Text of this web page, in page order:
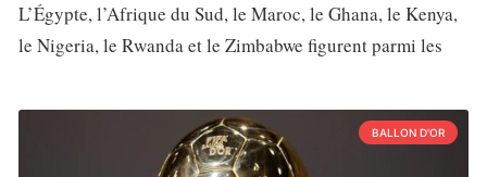
L’Égypte, l’Afrique du Sud, le Maroc, le Ghana, le Kenya,
le Nigeria, le Rwanda et le Zimbabwe figurent parmi les
BALLON D'OR